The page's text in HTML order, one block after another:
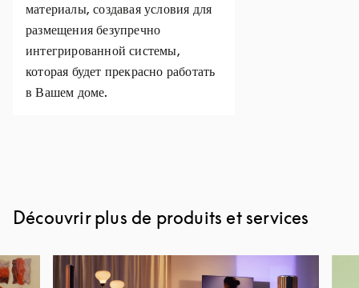
материалы, создавая условия для
размещения безупречно
интегрированной системы,
которая будет прекрасно работать
в Вашем доме.
Découvrir plus de produits et services